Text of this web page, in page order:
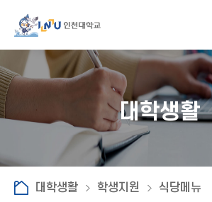
대학생활
대학생활 학생지원 식당메뉴